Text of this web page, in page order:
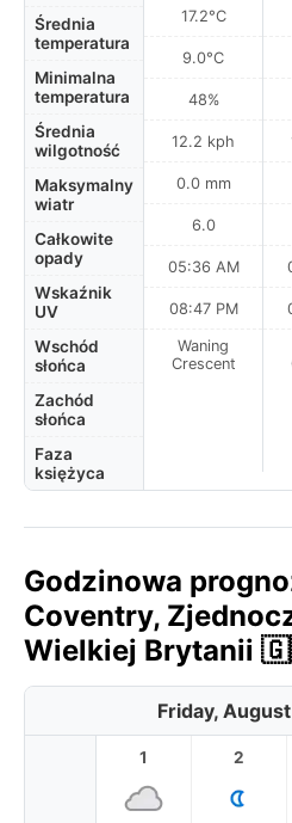
Średnia
temperatura
Minimalna
temperatura
Średnia
wilgotność
Maksymalny
wiatr
Całkowite
opady
Wskaźnik
UV
Wschód
słońca
Zachód
słońca
Faza
księżyca
17.2°C
9.0°C
48%
12.2 kph
0.0 mm
6.0
05:36 AM
08:47 PM
Waning
Crescent
Godzinowa
Coventry,
Wielkiej Brytanii
Friday,
1 2